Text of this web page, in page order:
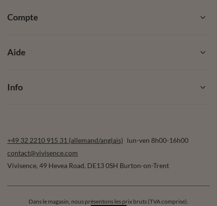
Compte
Aide
Info
+49 32 2210 915 31 (allemand/anglais) lun-ven 8h00-16h00
contact@vivisence.com
Vivisence, 49 Hevea Road, DE13 0SH Burton-on-Trent
Dans le magasin, nous présentons les prix bruts (TVA comprise).